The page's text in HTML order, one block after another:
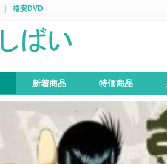
格安DVD
新着商品 特価商品